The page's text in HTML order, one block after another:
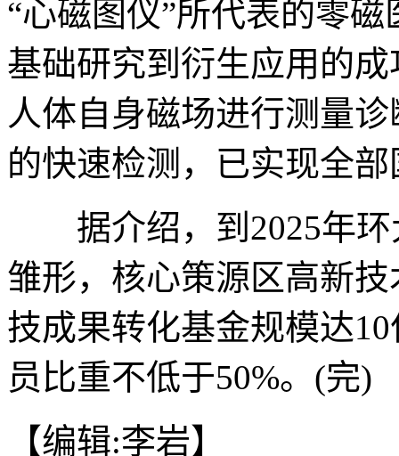
“心磁图仪”所代表的零
基础研究到衍生应用的
人体自身磁场进行测量
的快速检测，已实现全
据介绍，到2025年环
雏形，核心策源区高新
技成果转化基金规模达
员比重不低于50%。(完)
【编辑:李岩】